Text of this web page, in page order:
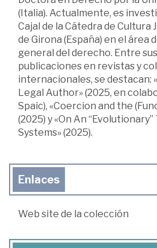
(Italia). Actualmente, es
Cajal de la Cátedra de Cultura
de Girona (España) en el área
general del derecho. Entre
publicaciones en revistas y
internacionales, se destacan:
Legal Author» (2025, en
Spaic), «Coercion and the
(2025) y «On An
Systems» (2025).
Enlaces
Web site de la colección